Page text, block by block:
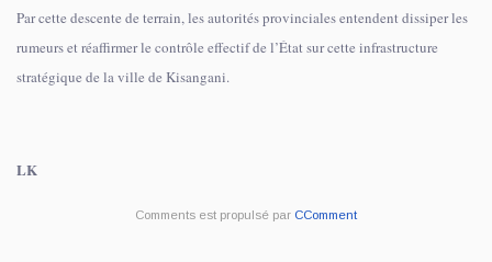
Par cette descente de terrain, les autorités provinciales entendent dissiper les
rumeurs et réaffirmer le contrôle effectif de l’État sur cette infrastructure
stratégique de la ville de Kisangani.
LK
Comments est propulsé par CComment